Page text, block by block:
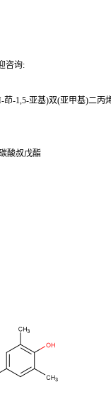
咨询:
茚-1,5-亚基)双(亚甲基)二丙
酸叔戊酯